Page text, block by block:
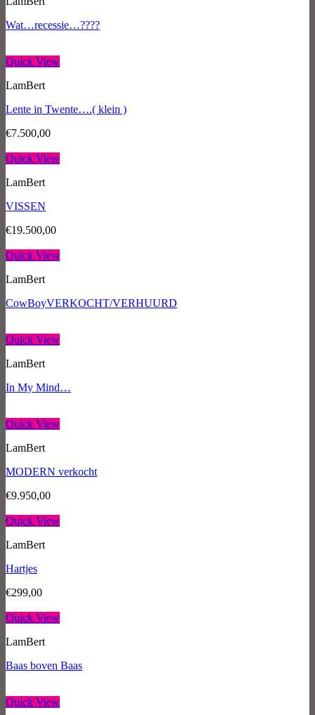
Wat…recessie…????
Quick View
LamBert
Lente in Twente….( klein )
€7.500,00
Quick View
LamBert
VISSEN
€19.500,00
Quick View
LamBert
CowBoyVERKOCHT/VERHUURD
Quick View
LamBert
In My Mind…
Quick View
LamBert
MODERN verkocht
€9.950,00
Quick View
LamBert
Hartjes
€299,00
Quick View
LamBert
Baas boven Baas
Quick View